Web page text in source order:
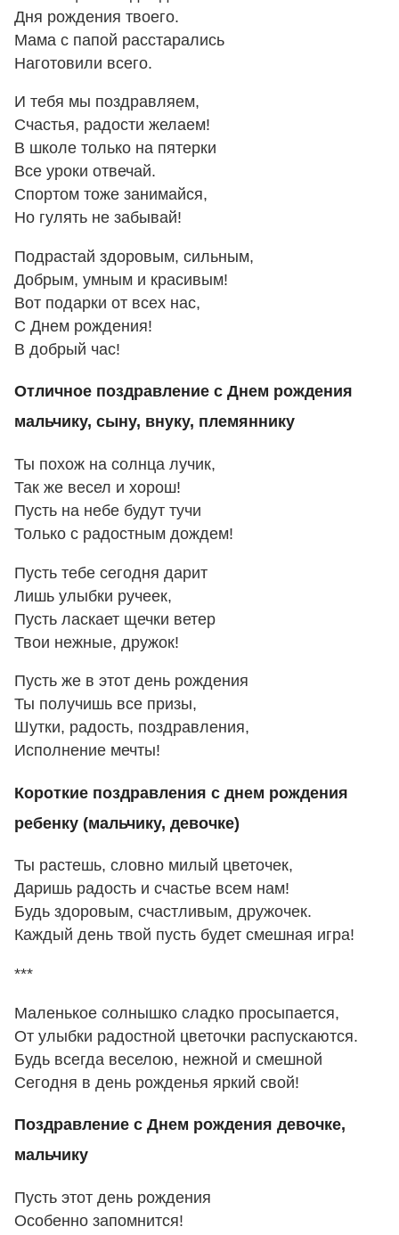
Дня рождения твоего.
Мама с папой расстарались
Наготовили всего.
И тебя мы поздравляем,
Счастья, радости желаем!
В школе только на пятерки
Все уроки отвечай.
Спортом тоже занимайся,
Но гулять не забывай!
Подрастай здоровым, сильным,
Добрым, умным и красивым!
Вот подарки от всех нас,
С Днем рождения!
В добрый час!
Отличное поздравление с Днем рождения
мальчику, сыну, внуку, племяннику
Ты похож на солнца лучик,
Так же весел и хорош!
Пусть на небе будут тучи
Только с радостным дождем!
Пусть тебе сегодня дарит
Лишь улыбки ручеек,
Пусть ласкает щечки ветер
Твои нежные, дружок!
Пусть же в этот день рождения
Ты получишь все призы,
Шутки, радость, поздравления,
Исполнение мечты!
Короткие поздравления с днем рождения
ребенку (мальчику, девочке)
Ты растешь, словно милый цветочек,
Даришь радость и счастье всем нам!
Будь здоровым, счастливым, дружочек.
Каждый день твой пусть будет смешная игра!
***
Маленькое солнышко сладко просыпается,
От улыбки радостной цветочки распускаются.
Будь всегда веселою, нежной и смешной
Сегодня в день рожденья яркий свой!
Поздравление с Днем рождения девочке,
мальчику
Пусть этот день рождения
Особенно запомнится!